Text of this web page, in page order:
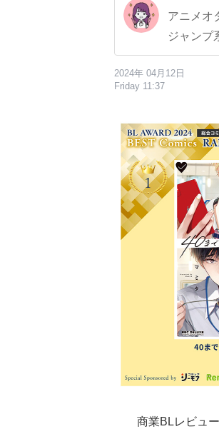
アニメオ
ジャンプ
2024年 04月12日
Friday 11:37
商業BLレビュ